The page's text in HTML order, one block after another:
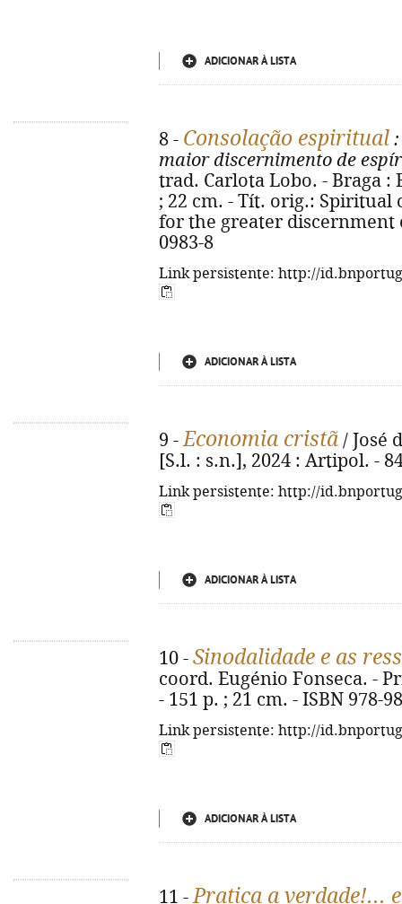
ADICIONAR À LISTA
8 - Consolação espiritual
maior discernimento de
trad. Carlota Lobo. - Braga :
; 22 cm. - Tít. orig.:
for the greater discernment
0983-8
Link persistente: http://
ADICIONAR À LISTA
9 -Economia cristã / José
[S.l. : s.n.], 2024 : Artipol. -
Link persistente: http://
ADICIONAR À LISTA
10 - Sinodalidade e as
coord. Eugénio Fonseca. -
- 151 p. ; 21 cm. - ISBN 978-
Link persistente: http://
ADICIONAR À LISTA
11 -Pratica a verdade!...